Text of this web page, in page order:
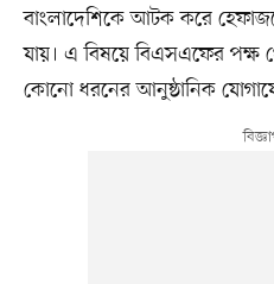
বাংলাদেশিকে আটক করে
যায়। এ বিষয়ে বিএসএফের পক্ষ
কোনো ধরনের আনুষ্ঠানিক